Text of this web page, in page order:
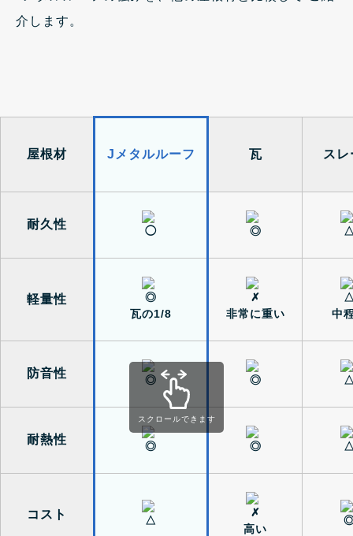
介します。
屋根材 Jメタルルーフ 瓦 スレ
耐久性
軽量性
瓦の1/8 非常に重い 中
防音性
耐熱性
コスト
高い
スクロールできます